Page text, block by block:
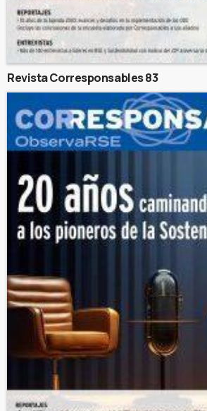
Revista Corresponsables 83